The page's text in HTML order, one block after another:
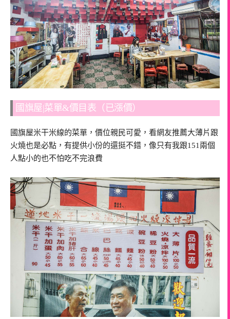
國旗屋|菜單&價目表（已漲價）
國旗屋米干米線的菜單，價位親民可愛，看網友推薦大薄片跟
火燒也是必點，有提供小份的還挺不錯，像只有我跟151兩個
人點小的也不怕吃不完浪費